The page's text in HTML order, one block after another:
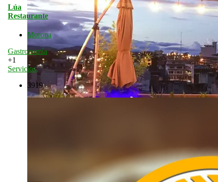
Lúa
Restaurante
Morona
Gastronomía
+1
Servicios,
3919